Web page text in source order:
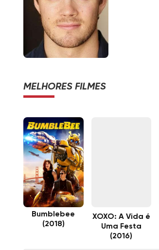
MELHORES FILMES
Bumblebee
(2018)
XOXO: A Vida é
Uma Festa
(2016)